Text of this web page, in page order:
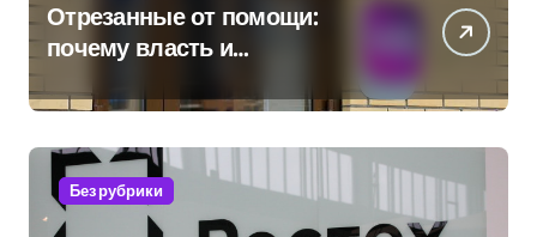
Отрезанные от помощи:
почему власть и
руки» после ударов по
складам Wildberries?
Без рубрики